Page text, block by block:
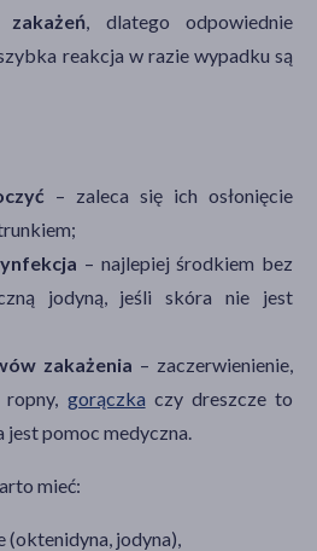
, dlatego odpowiednie
reakcja w razie wypadku są
– zaleca się ich osłonięcie
– najlepiej środkiem bez
jodyną, jeśli skóra nie jest
zakażenia – zaczerwienienie,
gorączka czy dreszcze to
jest pomoc medyczna.
mieć:
jodyna),